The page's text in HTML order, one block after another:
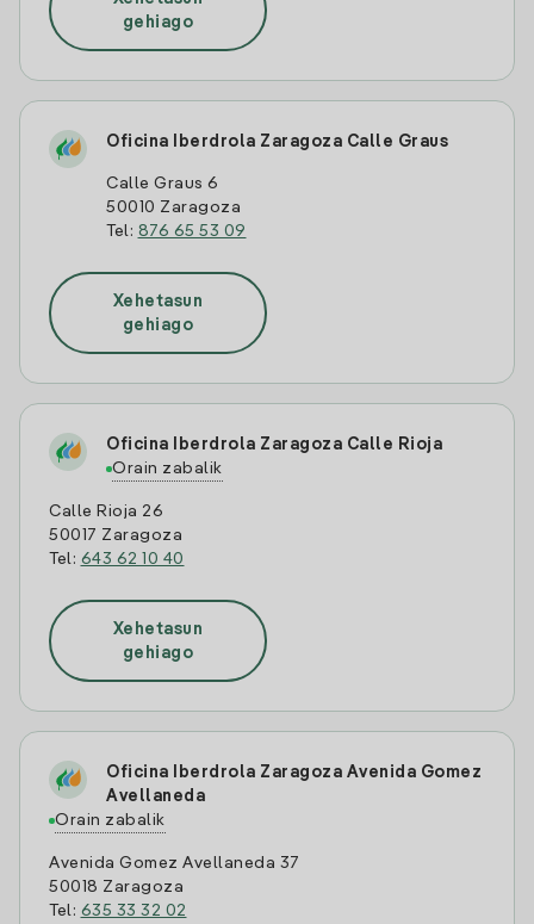
gehiago
Oficina Iberdrola Zaragoza Calle Graus
Calle Graus 6
50010 Zaragoza
Tel: 876 65 53 09
Xehetasun
gehiago
Oficina Iberdrola Zaragoza Calle Rioja
Orain zabalik
Calle Rioja 26
50017 Zaragoza
Tel: 643 62 10 40
Xehetasun
gehiago
Oficina Iberdrola Zaragoza Avenida Gomez
Avellaneda
Orain zabalik
Avenida Gomez Avellaneda 37
50018 Zaragoza
Tel: 635 33 32 02